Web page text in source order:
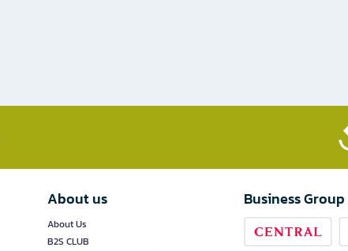
About us
About Us
B2S CLUB
Business Group